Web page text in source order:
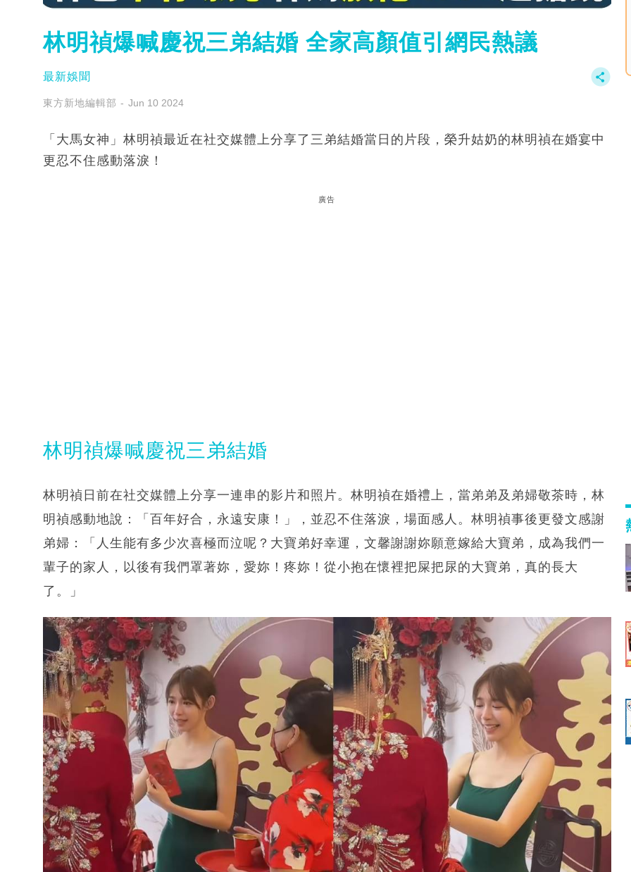
林明禎爆喊慶祝三弟結婚 全家高顏值引網民熱議
最新娛聞
東方新地編輯部 Jun 10 2024
「大馬女神」林明禎最近在社交媒體上分享了三弟結婚當日的片段，榮升姑奶的林明禎在婚宴中
更忍不住感動落淚！
廣告
林明禎爆喊慶祝三弟結婚
林明禎日前在社交媒體上分享一連串的影片和照片。林明禎在婚禮上，當弟弟及弟婦敬茶時，林
明禎感動地說：「百年好合，永遠安康！」，並忍不住落淚，場面感人。林明禎事後更發文感謝
弟婦：「人生能有多少次喜極而泣呢？大寶弟好幸運，文馨謝謝妳願意嫁給大寶弟，成為我們一
輩子的家人，以後有我們罩著妳，愛妳！疼妳！從小抱在懷裡把屎把尿的大寶弟，真的長大
了。」